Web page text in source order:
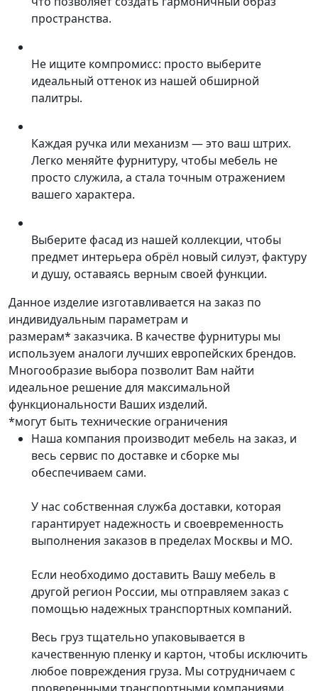
пространства.
Не ищите компромисс: просто выберите
идеальный оттенок из нашей обширной
палитры.
Каждая ручка или механизм — это ваш штрих.
Легко меняйте фурнитуру, чтобы мебель не
просто служила, а стала точным отражением
вашего характера.
Выберите фасад из нашей коллекции, чтобы
предмет интерьера обрёл новый силуэт, фактуру
и душу, оставаясь верным своей функции.
Данное изделие изготавливается на заказ по
индивидуальным параметрам и
размерам* заказчика. В качестве фурнитуры мы
используем аналоги лучших европейских брендов.
Многообразие выбора позволит Вам найти
идеальное решение для максимальной
функциональности Ваших изделий.
*могут быть технические ограничения
Наша компания производит мебель на заказ, и
весь сервис по доставке и сборке мы
обеспечиваем сами.
У нас собственная служба доставки, которая
гарантирует надежность и своевременность
выполнения заказов в пределах Москвы и МО.
Если необходимо доставить Вашу мебель в
другой регион России, мы отправляем заказ с
помощью надежных транспортных компаний.
Весь груз тщательно упаковывается в
качественную пленку и картон, чтобы исключить
любое повреждения груза. Мы сотрудничаем с